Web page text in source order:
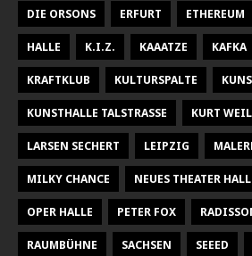
DIE ORSONS ERFURT ETHEREUM
HALLE K.I.Z. KAAATZE KAFKA
KRAFTKLUB KULTURSPALTE
KUNSTHALLE TALSTRASSE KURT
LARSEN SECHERT LEIPZIG
MILKY CHANCE NEUES THEATER
OPER HALLE PETER FOX
RAUMBÜHNE SACHSEN SEEED